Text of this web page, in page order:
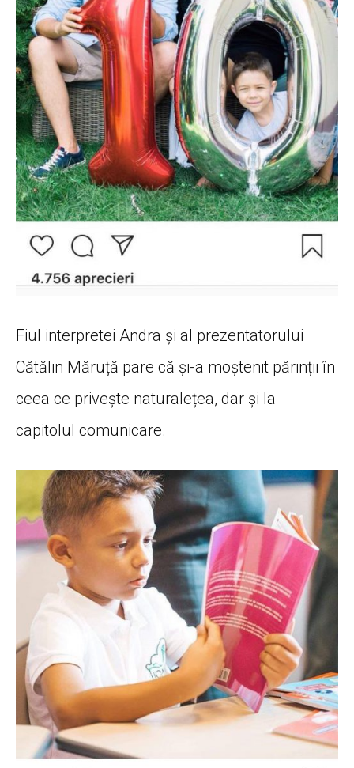
Fiul interpretei Andra și al prezentatorului
Cătălin Măruță pare că și-a moștenit părinții în
ceea ce privește naturalețea, dar și la
capitolul comunicare.